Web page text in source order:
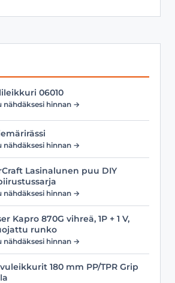
06010
nähdäksesi hinnan →
nähdäksesi hinnan →
Lasinalunen puu DIY
nähdäksesi hinnan →
Kapro 870G vihreä, 1P + 1 V,
runko
nähdäksesi hinnan →
180 mm PP/TPR Grip